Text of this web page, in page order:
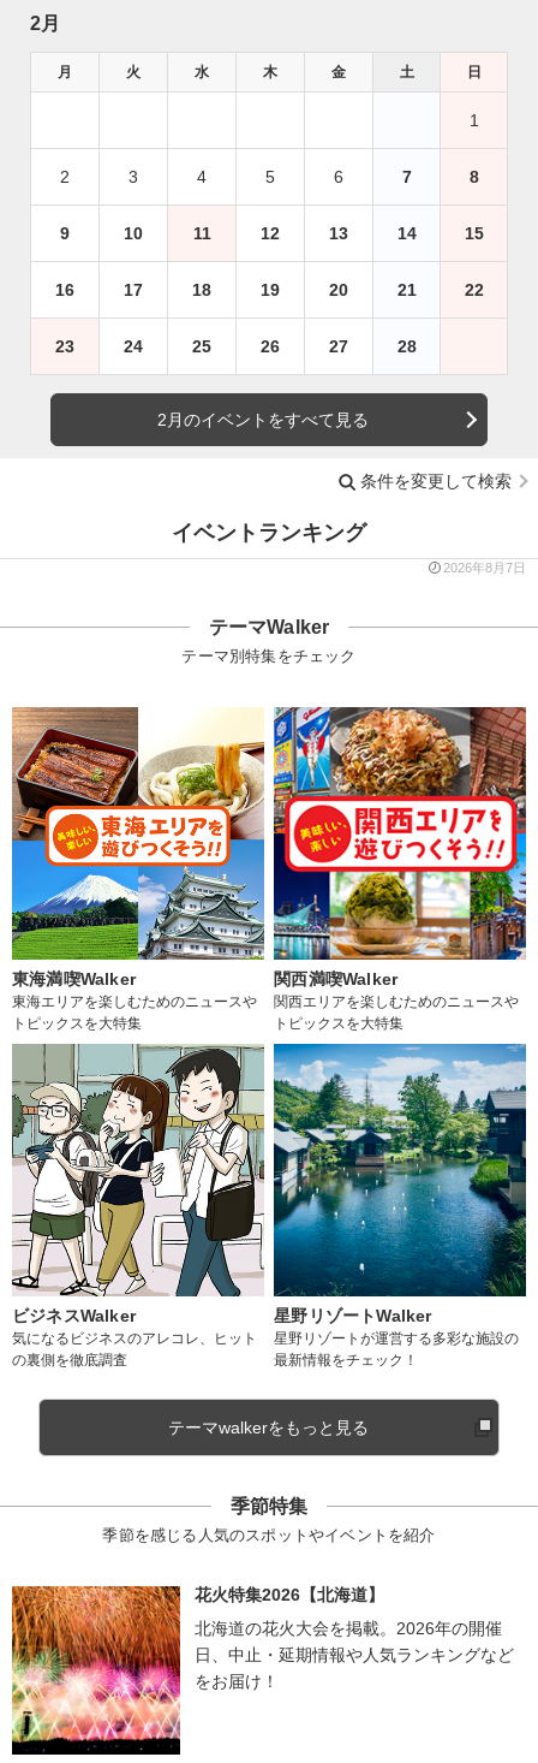
2月
月 火 水 木 金 土 日
1
2 3 4 5 6 7 8
9 10 11 12 13 14 15
16 17 18 19 20 21 22
23 24 25 26 27 28
2月のイベントをすべて見る
条件を変更して検索
イベントランキング
2026年8月7日
テーマWalker
テーマ別特集をチェック
東海満喫Walker
東海エリアを楽しむためのニュースや
トピックスを大特集
関西満喫Walker
関西エリアを楽しむためのニュースや
トピックスを大特集
ビジネスWalker
気になるビジネスのアレコレ、ヒット
の裏側を徹底調査
星野リゾートWalker
星野リゾートが運営する多彩な施設の
最新情報をチェック！
テーマwalkerをもっと見る
季節特集
季節を感じる人気のスポットやイベントを紹介
花火特集2026【北海道】
北海道の花火大会を掲載。2026年の開催
日、中止・延期情報や人気ランキングなど
をお届け！